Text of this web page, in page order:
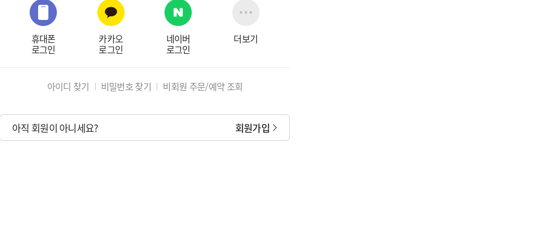
휴대폰
로그인
카카오
로그인
네이버
로그인
더보기
아이디 찾기 비밀번호 찾기 비회원 주문/예약 조회
아직 회원이 아니세요? 회원가입